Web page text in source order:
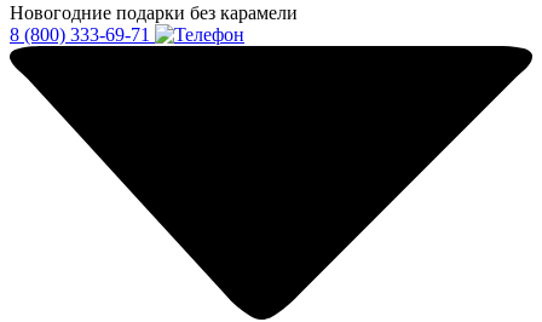
Новогодние подарки без карамели
8 (800) 333-69-71